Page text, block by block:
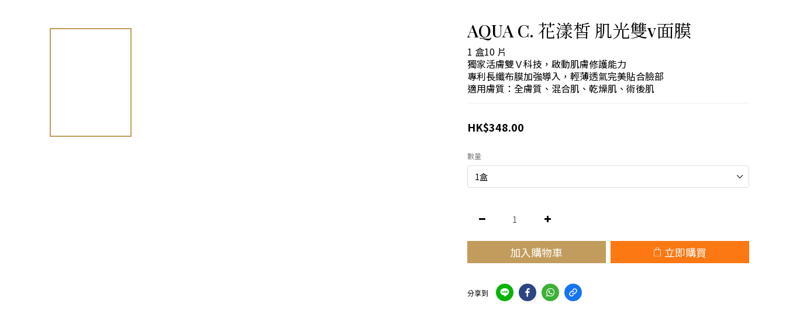
AQUA C. 花漾皙 肌光雙v面膜
1 盒10 片
獨家活膚雙Ｖ科技，啟動肌膚修護能力
專利長纖布膜加強導入，輕薄透氣完美貼合臉部
適用膚質：全膚質、混合肌、乾燥肌、術後肌
HK$348.00
數量
加入購物車 立即購買
分享到